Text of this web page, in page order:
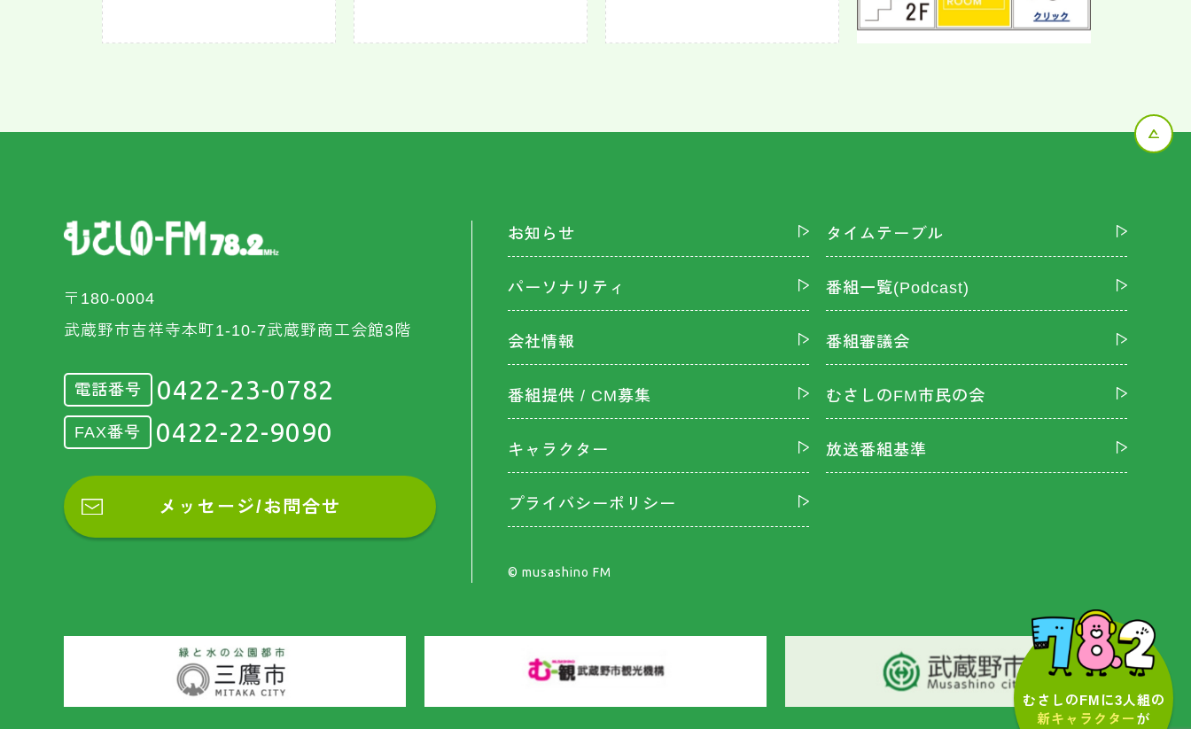
むさしのFMに3人組の
新キャラクターが
〒180-0004
武蔵野市吉祥寺本町1-10-7武蔵野商工会館3階
電話番号 0422-23-0782
FAX番号 0422-22-9090
メッセージ/お問合せ
お知らせ タイムテーブル
パーソナリティ 番組一覧(Podcast)
会社情報 番組審議会
番組提供 / CM募集 むさしのFM市民の会
キャラクター 放送番組基準
プライバシーポリシー
©︎ musashino FM